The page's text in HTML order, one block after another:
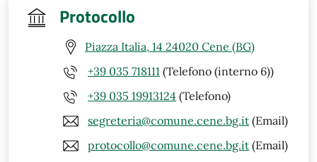
Protocollo
Piazza Italia, 14 24020 Cene (BG)
+39 035 718111 (Telefono (interno 6))
+39 035 19913124 (Telefono)
segreteria@comune.cene.bg.it (Email)
protocollo@comune.cene.bg.it (Email)